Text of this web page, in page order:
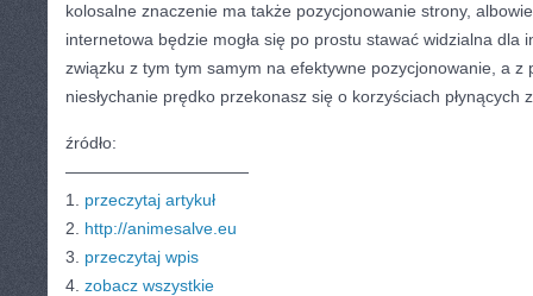
kolosalne znaczenie ma także pozycjonowanie strony,
internetowa będzie mogła się po prostu stawać widzialna dla
związku z tym tym samym na efektywne pozycjonowanie, a z
niesłychanie prędko przekonasz się o korzyściach płynących
źródło:
———————————
1. przeczytaj artykuł
2. http://animesalve.eu
3. przeczytaj wpis
4. zobacz wszystkie